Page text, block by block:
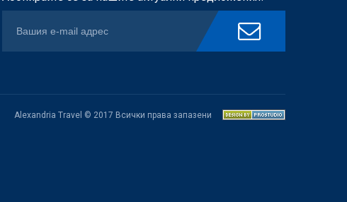
Alexandria Travel © 2017 Всички права запазени